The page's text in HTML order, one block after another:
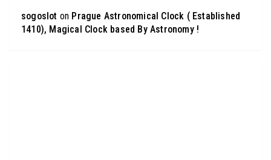
sogoslot on Prague Astronomical Clock ( Established
1410), Magical Clock based By Astronomy !